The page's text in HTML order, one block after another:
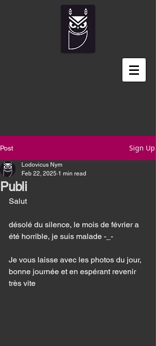
Post Sign Up
Publi
Lodovicus Nym
Feb 22, 2025 1 min read
Salut
désolé du silence, le mois de février a
été horrible, je suis malade -_-
Je vous laisse avec les photos du jour,
bonne journée et en espérant revenir
très vite